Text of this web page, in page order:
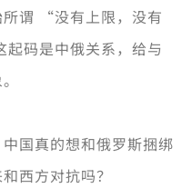
谓 “没有上限，没有
码是中俄关系，给与
国真的想和俄罗斯捆绑
西方对抗吗？